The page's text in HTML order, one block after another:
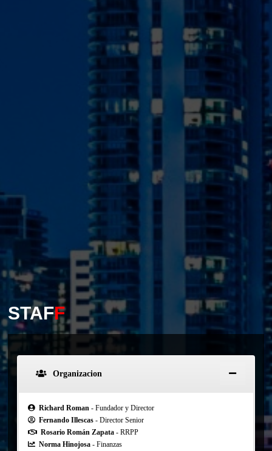
STAFF
Organizacion
Richard Roman- Fundador y Director
Fernando Illescas- Director Senior
Rosario Román Zapata - RRPP
Norma Hinojosa- Finanzas